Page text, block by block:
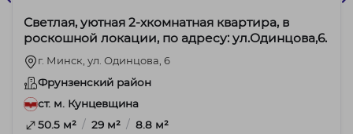
Светлая, уютная 2-хкомнатная квартира, в
роскошной локации, по адресу: ул.Одинцова,6.
г. Минск, ул. Одинцова, 6
Фрунзенский район
ст. м. Кунцевщина
50.5 м² / 29 м² / 8.8 м²